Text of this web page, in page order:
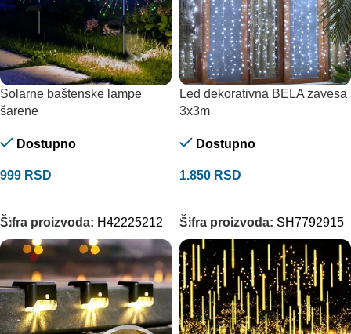
Solarne baštenske lampe
šarene
Dostupno
999 RSD
Šifra proizvoda: H42225212
Led dekorativna BELA zavesa
3x3m
Dostupno
1.850 RSD
Šifra proizvoda: SH7792915